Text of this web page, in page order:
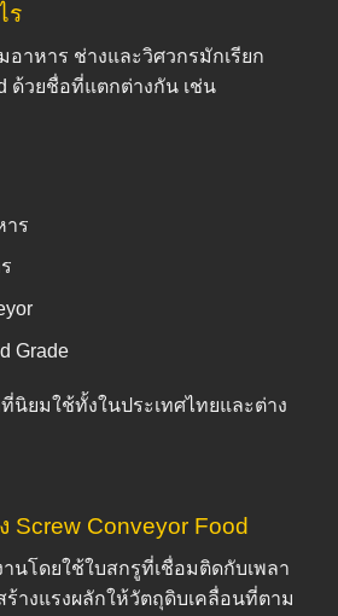
ร
อาหาร ช่างและวิศวกรมักเรียก
ด้วยชื่อที่แตกต่างกัน เช่น
าร
Grade
นิยมใช้ทั้งในประเทศไทยและต่าง
Screw Conveyor Food
นโดยใช้ใบสกรูที่เชื่อมติดกับเพลา
างแรงผลักให้วัตถุดิบเคลื่อนที่ตาม